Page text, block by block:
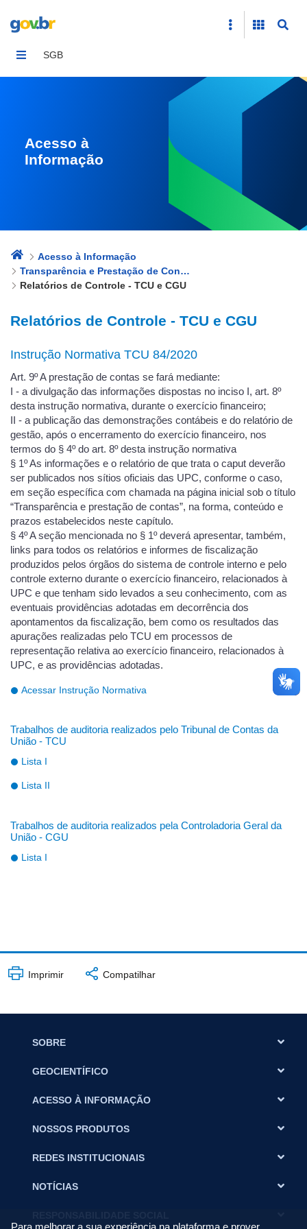
SGB
Acesso à
Informação
Acesso à Informação
Transparência e Prestação de Contas
Relatórios de Controle - TCU e CGU
Relatórios de Controle - TCU e CGU
Instrução Normativa TCU 84/2020
Art. 9º A prestação de contas se fará mediante:
I - a divulgação das informações dispostas no inciso I, art. 8º
desta instrução normativa, durante o exercício financeiro;
II - a publicação das demonstrações contábeis e do relatório de
gestão, após o encerramento do exercício financeiro, nos
termos do § 4º do art. 8º desta instrução normativa
§ 1º As informações e o relatório de que trata o caput deverão
ser publicados nos sítios oficiais das UPC, conforme o caso,
em seção específica com chamada na página inicial sob o título
“Transparência e prestação de contas”, na forma, conteúdo e
prazos estabelecidos neste capítulo.
§ 4º A seção mencionada no § 1º deverá apresentar, também,
links para todos os relatórios e informes de fiscalização
produzidos pelos órgãos do sistema de controle interno e pelo
controle externo durante o exercício financeiro, relacionados à
UPC e que tenham sido levados a seu conhecimento, com as
eventuais providências adotadas em decorrência dos
apontamentos da fiscalização, bem como os resultados das
apurações realizadas pelo TCU em processos de
representação relativa ao exercício financeiro, relacionados à
UPC, e as providências adotadas.
Acessar Instrução Normativa
Trabalhos de auditoria realizados pelo Tribunal de Contas da
União - TCU
Lista I
Lista II
Trabalhos de auditoria realizados pela Controladoria Geral da
União - CGU
Lista I
Imprimir Compatilhar
SOBRE
GEOCIENTÍFICO
ACESSO À INFORMAÇÃO
NOSSOS PRODUTOS
REDES INSTITUCIONAIS
NOTÍCIAS